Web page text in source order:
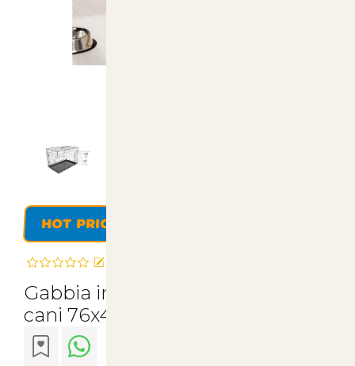
HOT PRICE
Gabbia in ferro pieghevole per
cani 76x45x51.5h